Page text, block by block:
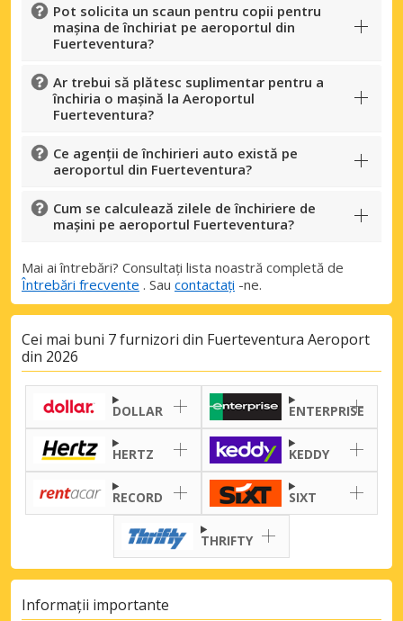
Pot solicita un scaun pentru copii pentru
mașina de închiriat pe aeroportul din
Fuerteventura?
Ar trebui să plătesc suplimentar pentru a
închiria o mașină la Aeroportul
Fuerteventura?
Ce agenții de închirieri auto există pe
aeroportul din Fuerteventura?
Cum se calculează zilele de închiriere de
mașini pe aeroportul Fuerteventura?
Mai ai întrebări? Consultați lista noastră completă de
Întrebări frecvente . Sau contactați -ne.
Cei mai buni 7 furnizori din Fuerteventura Aeroport
din 2026
DOLLAR ENTERPRISE
HERTZ KEDDY
RECORD SIXT
THRIFTY
Informații importante
Economii de top
Accesați ofertele exclusive ale
furnizorilor noștri
Autentificare cu eLink